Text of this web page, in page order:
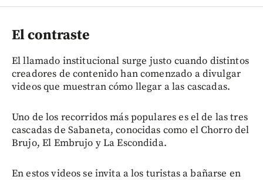
El contraste
El llamado institucional surge justo cuando distintos
creadores de contenido han comenzado a divulgar
videos que muestran cómo llegar a las cascadas.
Uno de los recorridos más populares es el de las tres
cascadas de Sabaneta, conocidas como el Chorro del
Brujo, El Embrujo y La Escondida.
En estos videos se invita a los turistas a bañarse en